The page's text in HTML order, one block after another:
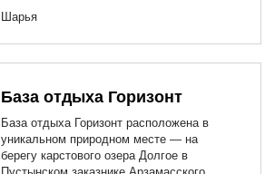
Шарья
База отдыха Горизонт
База отдыха Горизонт расположена в
уникальном природном месте — на
берегу карстового озера Долгое в